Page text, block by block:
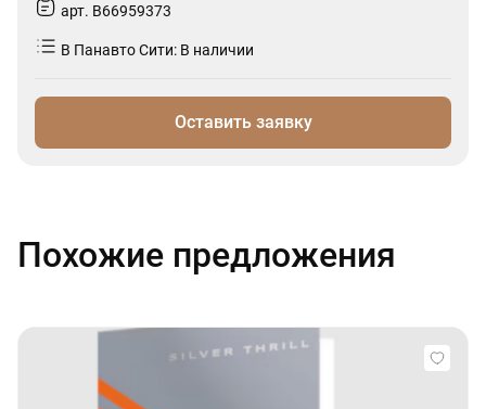
арт. B66959373
В Панавто Сити: В наличии
Оставить заявку
Похожие предложения